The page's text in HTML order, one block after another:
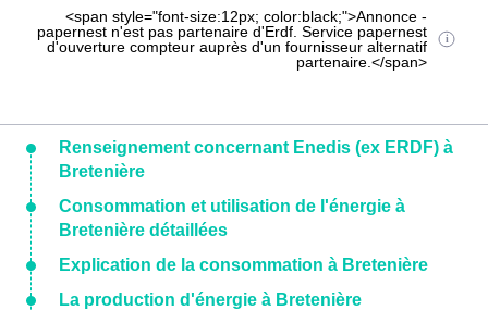
<span style="font-size:12px; color:black;">Annonce -
papernest n'est pas partenaire d'Erdf. Service papernest
d'ouverture compteur auprès d'un fournisseur alternatif
partenaire.</span>
Renseignement concernant Enedis (ex ERDF) à
Bretenière
Consommation et utilisation de l'énergie à
Bretenière détaillées
Explication de la consommation à Bretenière
La production d'énergie à Bretenière